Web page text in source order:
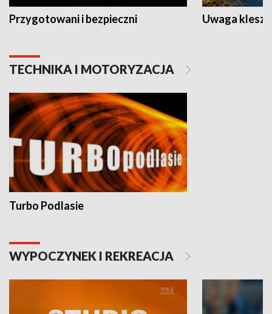
Przygotowani i bezpieczni Uwaga
TECHNIKA I MOTORYZACJA
Turbo Podlasie
WYPOCZYNEK I REKREACJA